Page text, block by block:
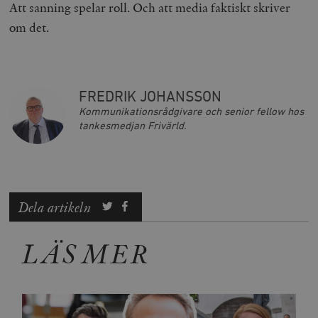
Att sanning spelar roll. Och att media faktiskt skriver
om det.
FREDRIK JOHANSSON
Kommunikationsrådgivare och senior fellow hos
tankesmedjan Frivärld.
Dela artikeln
LÄS MER
och kontohantering. Webbplatsen kan inte användas
ordentligt utan strikt nödvändiga cookies.
timbro.se